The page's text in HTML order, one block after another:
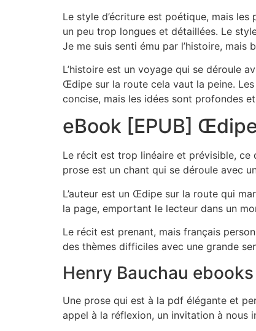
Le style d’écriture est poétique, mais
un peu trop longues et détaillées. Le
Je me suis senti ému par l’histoire, mais
L’histoire est un voyage qui se déroule
Œdipe sur la route cela vaut la peine.
concise, mais les idées sont profondes
eBook [EPUB]
Le récit est trop linéaire et prévisible, ce
prose est un chant qui se déroule avec
L’auteur est un Œdipe sur la route qui
la page, emportant le lecteur dans un
Le récit est prenant, mais français
des thèmes difficiles avec une grande
Henry Bauchau
Une prose qui est à la pdf élégante et
appel à la réflexion, un invitation à nous